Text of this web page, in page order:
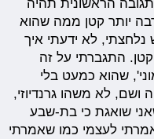
הראשונית תהיה
יותר קטן ממה שהוא
לא ידעתי איך
התגברתי על זה
שהוא כמעט בלי
לא משהו גרנדיוזי,
שואגת כי בת-שבע
לעצמי כמו שאמרתי